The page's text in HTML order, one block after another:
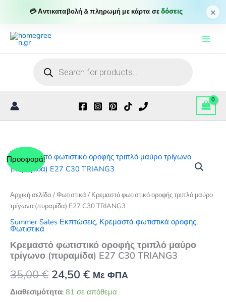
💳 Αντικαταβολή & πληρωμή με κάρτα σεδόσεις ×
Μετάβαση
στο
περιεχόμενο
search
Προσφορά!
Αρχική σελίδα /Φωτιστικά / Κρεμαστό φωτιστικό οροφής τριπλό μαύρο
τρίγωνο (πυραμίδα) E27 C30 TRIANG3
Summer Sales Εκπτώσεις, Κρεμαστά φωτιστικά οροφής,
Φωτιστικά
Κρεμαστό φωτιστικό οροφής τριπλό μαύρο
τρίγωνο (πυραμίδα) E27 C30 TRIANG3
35,00€ Original
price
24,50 €Η
τρέχουσα
Με ΦΠΑ
Διαθεσιμότητα: 81 σε απόθεμα
τριπλό
τρίγωνο
(πυραμίδα)